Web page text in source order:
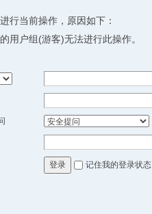
行当前操作，原因如下：
用户组(游客)无法进行此操作。
登录 记住我的登录状态